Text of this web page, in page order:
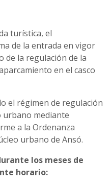
turística, el
de la entrada en vigor
de la regulación de la
en el casco
el régimen de regulación
urbano mediante
a la Ordenanza
urbano de Ansó.
los meses de
horario: